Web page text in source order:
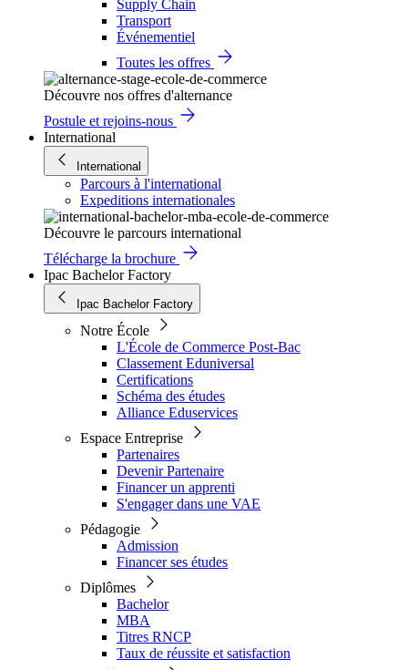
Supply Chain
Transport
Événementiel
Toutes les offres
Découvre nos offres d'alternance
Postule et rejoins-nous
International
International
Parcours à l'international
Expeditions internationales
Découvre le parcours international
Télécharge la brochure
Ipac Bachelor Factory
Ipac Bachelor Factory
Notre École
L'École de Commerce Post-Bac
Classement Eduniversal
Certifications
Schéma des études
Alliance Eduservices
Espace Entreprise
Partenaires
Devenir Partenaire
Financer un apprenti
S'engager dans une VAE
Pédagogie
Admission
Financer ses études
Diplômes
Bachelor
MBA
Titres RNCP
Taux de réussite et satisfaction